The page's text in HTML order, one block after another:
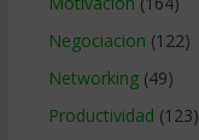
Negociacion (122)
Networking(49)
Productividad (123)